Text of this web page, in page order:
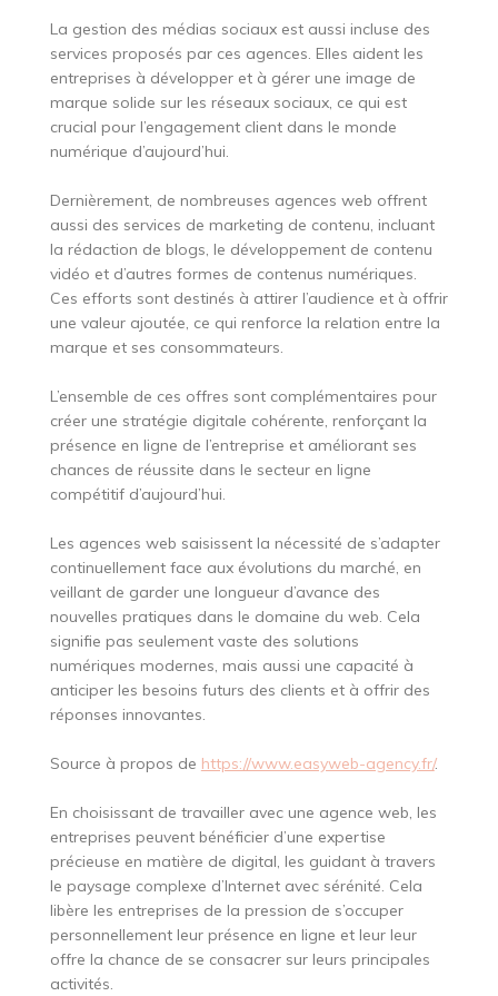
La gestion des médias sociaux est aussi incluse des
services proposés par ces agences. Elles aident les
entreprises à développer et à gérer une image de
marque solide sur les réseaux sociaux, ce qui est
crucial pour l’engagement client dans le monde
numérique d’aujourd’hui.
Dernièrement, de nombreuses agences web offrent
aussi des services de marketing de contenu, incluant
la rédaction de blogs, le développement de contenu
vidéo et d’autres formes de contenus numériques.
Ces efforts sont destinés à attirer l’audience et à offrir
une valeur ajoutée, ce qui renforce la relation entre la
marque et ses consommateurs.
L’ensemble de ces offres sont complémentaires pour
créer une stratégie digitale cohérente, renforçant la
présence en ligne de l’entreprise et améliorant ses
chances de réussite dans le secteur en ligne
compétitif d’aujourd’hui.
Les agences web saisissent la nécessité de s’adapter
continuellement face aux évolutions du marché, en
veillant de garder une longueur d’avance des
nouvelles pratiques dans le domaine du web. Cela
signifie pas seulement vaste des solutions
numériques modernes, mais aussi une capacité à
anticiper les besoins futurs des clients et à offrir des
réponses innovantes.
Source à propos de https://www.easyweb-agency.fr/.
En choisissant de travailler avec une agence web, les
entreprises peuvent bénéficier d’une expertise
précieuse en matière de digital, les guidant à travers
le paysage complexe d’Internet avec sérénité. Cela
libère les entreprises de la pression de s’occuper
personnellement leur présence en ligne et leur leur
offre la chance de se consacrer sur leurs principales
activités.